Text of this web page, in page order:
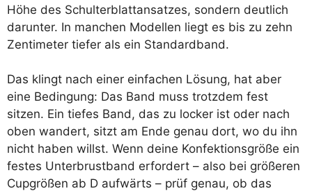
Höhe des Schulterblattansatzes, sondern deutlich
darunter. In manchen Modellen liegt es bis zu zehn
Zentimeter tiefer als ein Standardband.
Das klingt nach einer einfachen Lösung, hat aber
eine Bedingung: Das Band muss trotzdem fest
sitzen. Ein tiefes Band, das zu locker ist oder nach
oben wandert, sitzt am Ende genau dort, wo du ihn
nicht haben willst. Wenn deine Konfektionsgröße ein
festes Unterbrustband erfordert – also bei größeren
Cupgrößen ab D aufwärts – prüf genau, ob das